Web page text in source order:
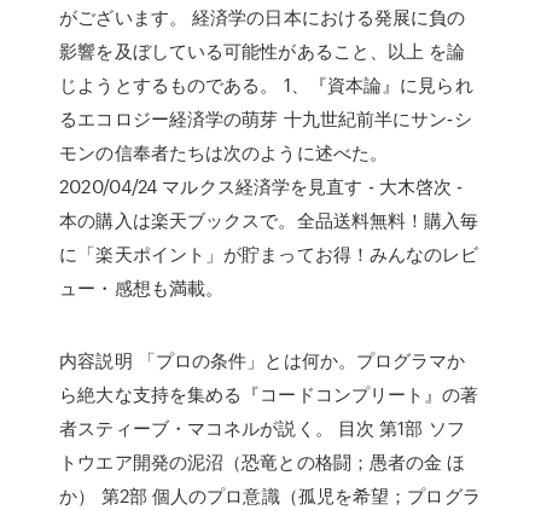
がございます。 経済学の日本における発展に負の
影響を及ぼしている可能性があること、以上 を論
じようとするものである。 1、『資本論』に見られ
るエコロジー経済学の萌芽 十九世紀前半にサン‐シ
モンの信奉者たちは次のように述べた。
2020/04/24 マルクス経済学を見直す - 大木啓次 -
本の購入は楽天ブックスで。全品送料無料！購入毎
に「楽天ポイント」が貯まってお得！みんなのレビ
ュー・感想も満載。
内容説明 「プロの条件」とは何か。プログラマか
ら絶大な支持を集める『コードコンプリート』の著
者スティーブ・マコネルが説く。 目次 第1部 ソフ
トウエア開発の泥沼（恐竜との格闘；愚者の金 ほ
か） 第2部 個人のプロ意識（孤児を希望；プログラ